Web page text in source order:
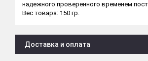
надежного проверенного временем
Вес товара: 150 гр.
Доставка и оплата